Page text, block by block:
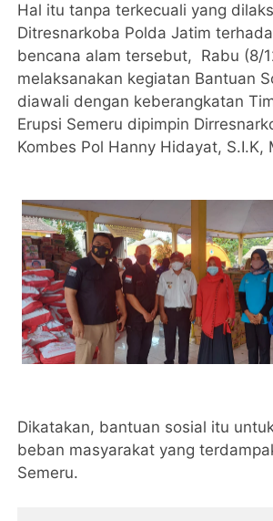
Hal itu tanpa terkecuali yang
Ditresnarkoba Polda Jatim
bencana alam tersebut, Rabu (8/
melaksanakan kegiatan Bantuan
diawali dengan keberangkatan
Erupsi Semeru dipimpin
Kombes Pol Hanny Hidayat, S.I.K,
Dikatakan, bantuan sosial itu
beban masyarakat yang
Semeru.